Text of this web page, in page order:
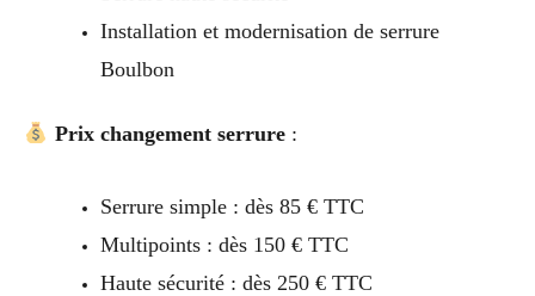
Installation et modernisation de serrure
Boulbon
Prix changement serrure:
Serrure simple : dès 85 € TTC
Multipoints : dès 150 € TTC
Haute sécurité : dès 250 € TTC